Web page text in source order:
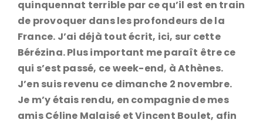
quinquennat terrible par ce qu’il est en train
de provoquer dans les profondeurs de la
France. J’ai déjà tout écrit, ici, sur cette
Bérézina. Plus important me paraît être ce
qui s’est passé, ce week-end, à Athènes.
J’en suis revenu ce dimanche 2 novembre.
Je m’y étais rendu, en compagnie de mes
amis Céline Malaisé et Vincent Boulet, afin